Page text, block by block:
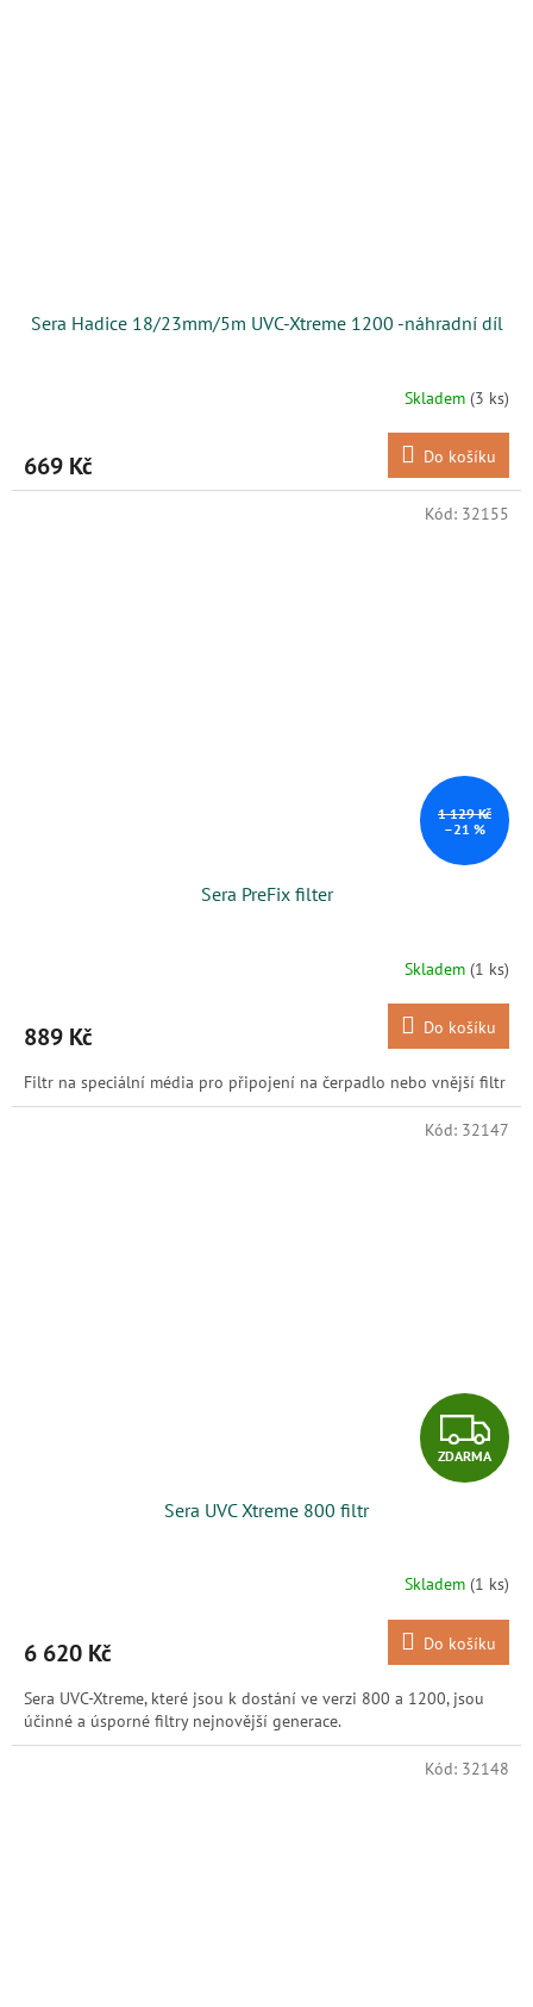
Sera Hadice 18/23mm/5m UVC-Xtreme 1200 -náhradní díl
Skladem (3 ks)
669 Kč Do košíku
1 129 Kč
–21 %
Sera PreFix filter
Skladem (1 ks)
889 Kč Do košíku
Filtr na speciální média pro připojení na čerpadlo nebo vnější filtr
Kód: 32155
Z
D
R
M
A
ZDARMA
Sera UVC Xtreme 800 filtr
Skladem (1 ks)
6 620 Kč Do košíku
Sera UVC-Xtreme, které jsou k dostání ve verzi 800 a 1200, jsou
účinné a úsporné filtry nejnovější generace.
Kód: 32147
Kód: 32148